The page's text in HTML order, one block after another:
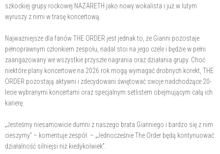
szkockiej grupy rockowej NAZARETH jako nowy wokalista i już w lutym
wyruszy z nimi w trasę koncertową.
Najważniejsze dla fanów THE ORDER jest jednak to, że Gianni pozostaje
pełnoprawnym członkiem zespołu, nadal stoi na jego czele i będzie w pełni
zaangażowany we wszystkie przyszłe nagrania oraz działania grupy. Choć
niektóre plany koncertowe na 2026 rok mogą wymagać drobnych korekt, THE
ORDER pozostają aktywni i zdecydowani świętować swoje nadchodzące 20-
lecie wybranymi koncertami oraz specjalnym setlistem obejmującym całą ich
karierę.
„Jesteśmy niesamowicie dumni z naszego brata Gianniego i bardzo się z nim
cieszymy” – komentuje zespół. – „Jednocześnie The Order będą kontynuować
działalność silniejsi niż kiedykolwiek”.